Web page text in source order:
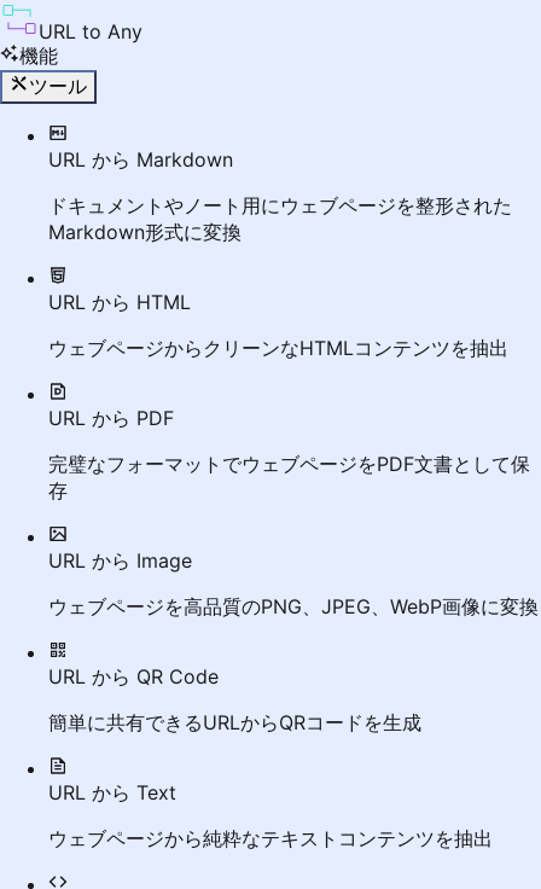
URL to Any
機能
ツール
URL から Markdown
ドキュメントやノート用にウェブページを整形された
Markdown形式に変換
URL から HTML
ウェブページからクリーンなHTMLコンテンツを抽出
URL から PDF
完璧なフォーマットでウェブページをPDF文書として保
存
URL から Image
ウェブページを高品質のPNG、JPEG、WebP画像に変換
URL から QR Code
簡単に共有できるURLからQRコードを生成
URL から Text
ウェブページから純粋なテキストコンテンツを抽出